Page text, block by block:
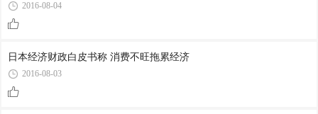
2016-08-04
日本经济财政白皮书称 消费不旺拖累经济
2016-08-03